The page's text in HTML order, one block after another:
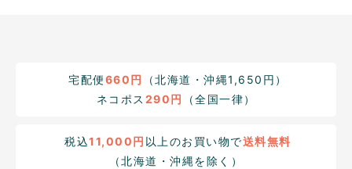
宅配便660円
（北海道・沖縄1,650円）
ネコポス 290円 （全国一律）
税込11,000円 以上のお買い物で送料無料
（北海道・沖縄を除く）